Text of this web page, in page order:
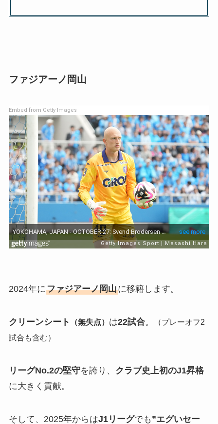
ファジアーノ岡山
Embed from Getty Images
2024年にファジアーノ岡山に移籍します。
クリーンシート （無失点） は22試合。
（プレーオフ2
試合も含む）
リーグNo.2の堅守を誇り、 クラブ史上初のJ1昇格
に大きく貢献。
そして、2025年からはJ1リーグでも ”エグいセー